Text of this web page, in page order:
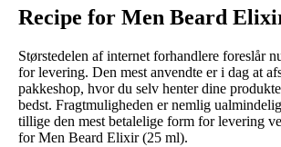
Recipe for Men Beard
Størstedelen af internet forhandlere foreslår
for levering. Den mest anvendte er i dag at
pakkeshop, hvor du selv henter dine
bedst. Fragtmuligheden er nemlig
tillige den mest betalelige form for levering
for Men Beard Elixir (25 ml).